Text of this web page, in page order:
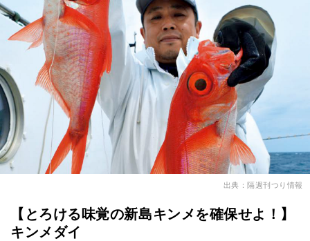
出典：隔週刊つり情報
【とろける味覚の新島キンメを確保せよ！】
キンメダイ